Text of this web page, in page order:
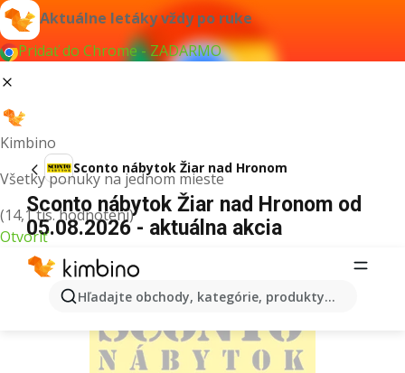
Aktuálne letáky vždy po ruke
Pridať do Chrome - ZADARMO
Kimbino
Všetky ponuky na jednom mieste
(14,1 tis. hodnotení)
Otvoriť
Hľadajte obchody, kategórie, produkty...
Sconto nábytok Žiar nad Hronom
Sconto nábytok Žiar nad Hronom od
05.08.2026 - aktuálna akcia